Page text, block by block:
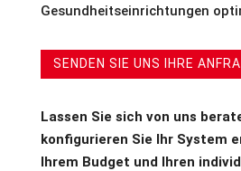
Gesundheitseinrichtungen
SENDEN SIE UNS IHRE
Lassen Sie sich von uns
konfigurieren Sie Ihr System
Ihrem Budget und Ihren